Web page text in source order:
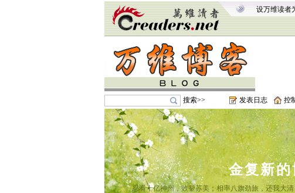
设万维读者
搜索>> 发表日志 控
金复新
忍看十亿神州，效颦苏美；相率八旗劲旅，还我大